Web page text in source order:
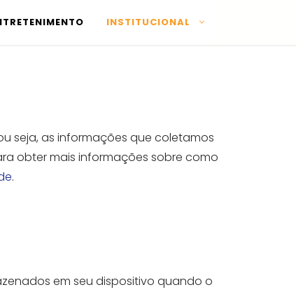
INSTITUCIONAL
seja, as informações que coletamos
obter mais informações sobre como
.
em seu dispositivo quando o